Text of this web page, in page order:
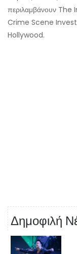
περιλαμβάνουν
Crime Scene
Hollywood.
Δημοφιλή